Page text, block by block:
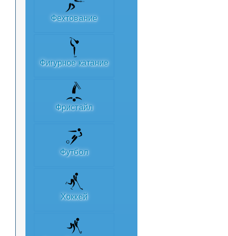
Фехтование
Фигурное катание
Фристайл
Футбол
Хоккей